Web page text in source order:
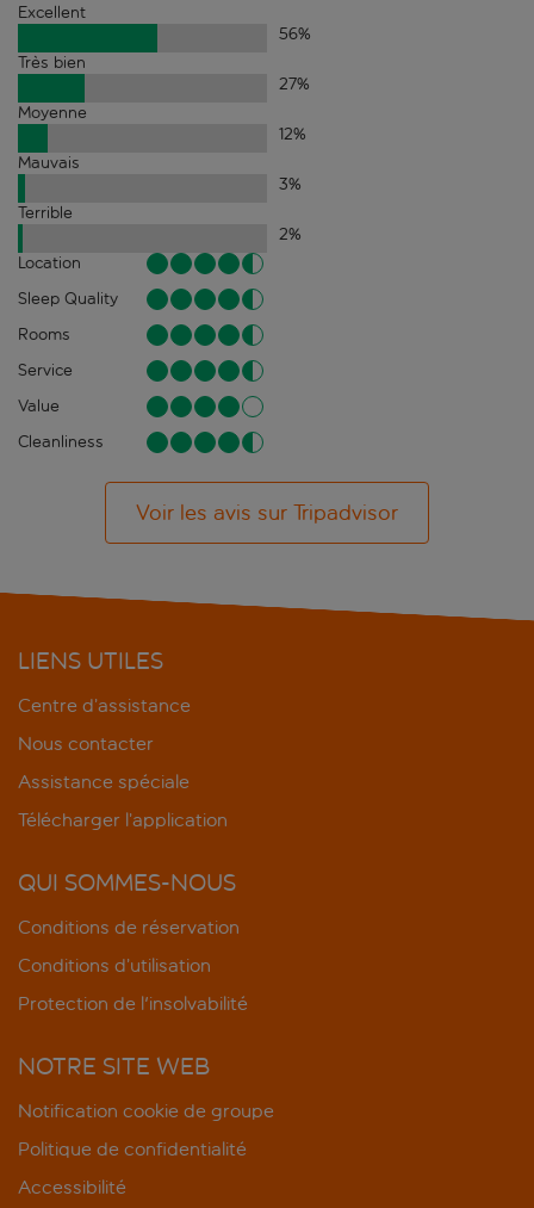
Excellent
56%
Très bien
27%
Moyenne
12%
Mauvais
3%
Terrible
2%
Location
Sleep Quality
Rooms
Service
Value
Cleanliness
Voir les avis sur Tripadvisor
LIENS UTILES
Centre d’assistance
Nous contacter
Assistance spéciale
Télécharger l’application
QUI SOMMES-NOUS
Conditions de réservation
Conditions d’utilisation
Protection de l'insolvabilité
NOTRE SITE WEB
Notification cookie de groupe
Politique de confidentialité
Accessibilité